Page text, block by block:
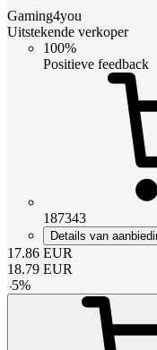
Gaming4you
Uitstekende verkoper
100%
Positieve feedback
187343
Details van
17.86 EUR
18.79 EUR
-5%